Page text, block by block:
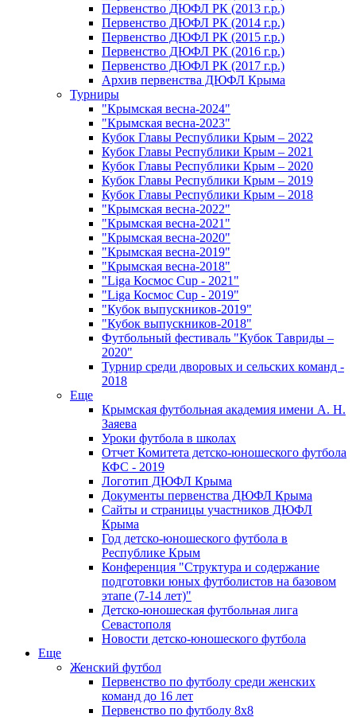
Первенство ДЮФЛ РК (2013 г.р.)
Первенство ДЮФЛ РК (2014 г.р.)
Первенство ДЮФЛ РК (2015 г.р.)
Первенство ДЮФЛ РК (2016 г.р.)
Первенство ДЮФЛ РК (2017 г.р.)
Архив первенства ДЮФЛ Крыма
Турниры
"Крымская весна-2024"
"Крымская весна-2023"
Кубок Главы Республики Крым – 2022
Кубок Главы Республики Крым – 2021
Кубок Главы Республики Крым – 2020
Кубок Главы Республики Крым – 2019
Кубок Главы Республики Крым – 2018
"Крымская весна-2022"
"Крымская весна-2021"
"Крымская весна-2020"
"Крымская весна-2019"
"Крымская весна-2018"
"Liga Космос Cup - 2021"
"Liga Космос Cup - 2019"
"Кубок выпускников-2019"
"Кубок выпускников-2018"
Футбольный фестиваль "Кубок Тавриды –
2020"
Турнир среди дворовых и сельских команд -
2018
Еще
Крымская футбольная академия имени А. Н.
Заяева
Уроки футбола в школах
Отчет Комитета детско-юношеского футбола
КФС - 2019
Логотип ДЮФЛ Крыма
Документы первенства ДЮФЛ Крыма
Сайты и страницы участников ДЮФЛ
Крыма
Год детско-юношеского футбола в
Республике Крым
Конференция "Структура и содержание
подготовки юных футболистов на базовом
этапе (7-14 лет)"
Детско-юношеская футбольная лига
Севастополя
Новости детско-юношеского футбола
Еще
Женский футбол
Первенство по футболу среди женских
команд до 16 лет
Первенство по футболу 8х8